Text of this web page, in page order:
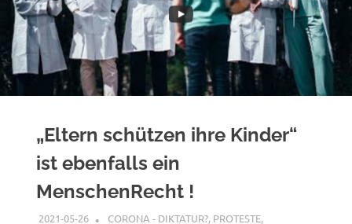
„Eltern schützen ihre Kinder“
ist ebenfalls ein
MenschenRecht !
2021-05-26 XX
CORONA - DIKTATUR?, PROTESTE,